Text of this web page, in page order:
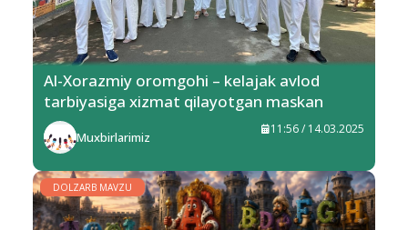
Al-Xorazmiy oromgohi – kelajak avlod
tarbiyasiga xizmat qilayotgan maskan
Muxbirlarimiz
11:56 / 14.03.2025
DOLZARB MAVZU